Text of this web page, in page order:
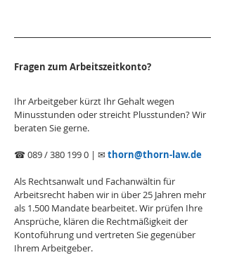
Fragen zum Arbeitszeitkonto?
Ihr Arbeitgeber kürzt Ihr Gehalt wegen
Minusstunden oder streicht Plusstunden? Wir
beraten Sie gerne.
☎ 089 / 380 199 0 | ✉ thorn@thorn-law.de
Als Rechtsanwalt und Fachanwältin für
Arbeitsrecht haben wir in über 25 Jahren mehr
als 1.500 Mandate bearbeitet. Wir prüfen Ihre
Ansprüche, klären die Rechtmäßigkeit der
Kontoführung und vertreten Sie gegenüber
Ihrem Arbeitgeber.